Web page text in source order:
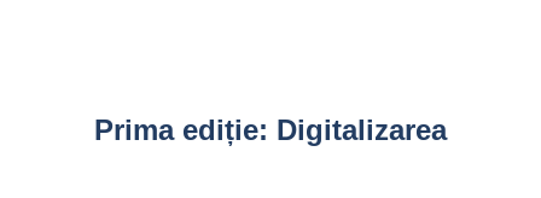
Prima ediție: Digitalizarea